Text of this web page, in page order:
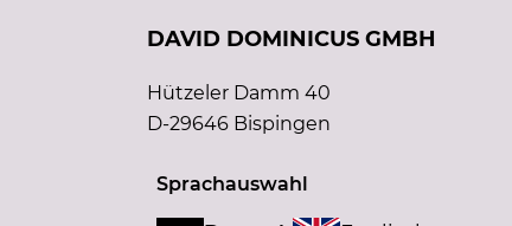
DAVID DOMINICUS GMBH
Hützeler Damm 40
D-29646 Bispingen
Sprachauswahl